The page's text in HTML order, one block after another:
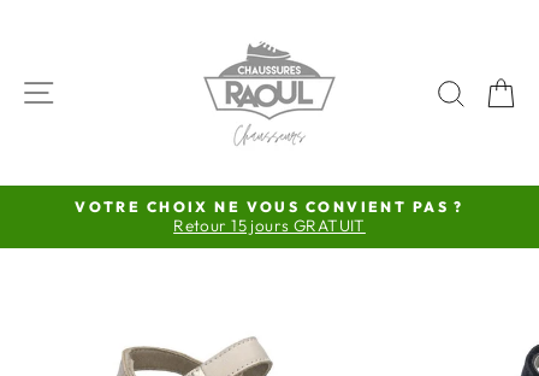
NAVIGATION
Diaporama
Pause
VOTRE CHOIX NE VOUS CONVIENT PAS ?
Retour 15 jours GRATUIT